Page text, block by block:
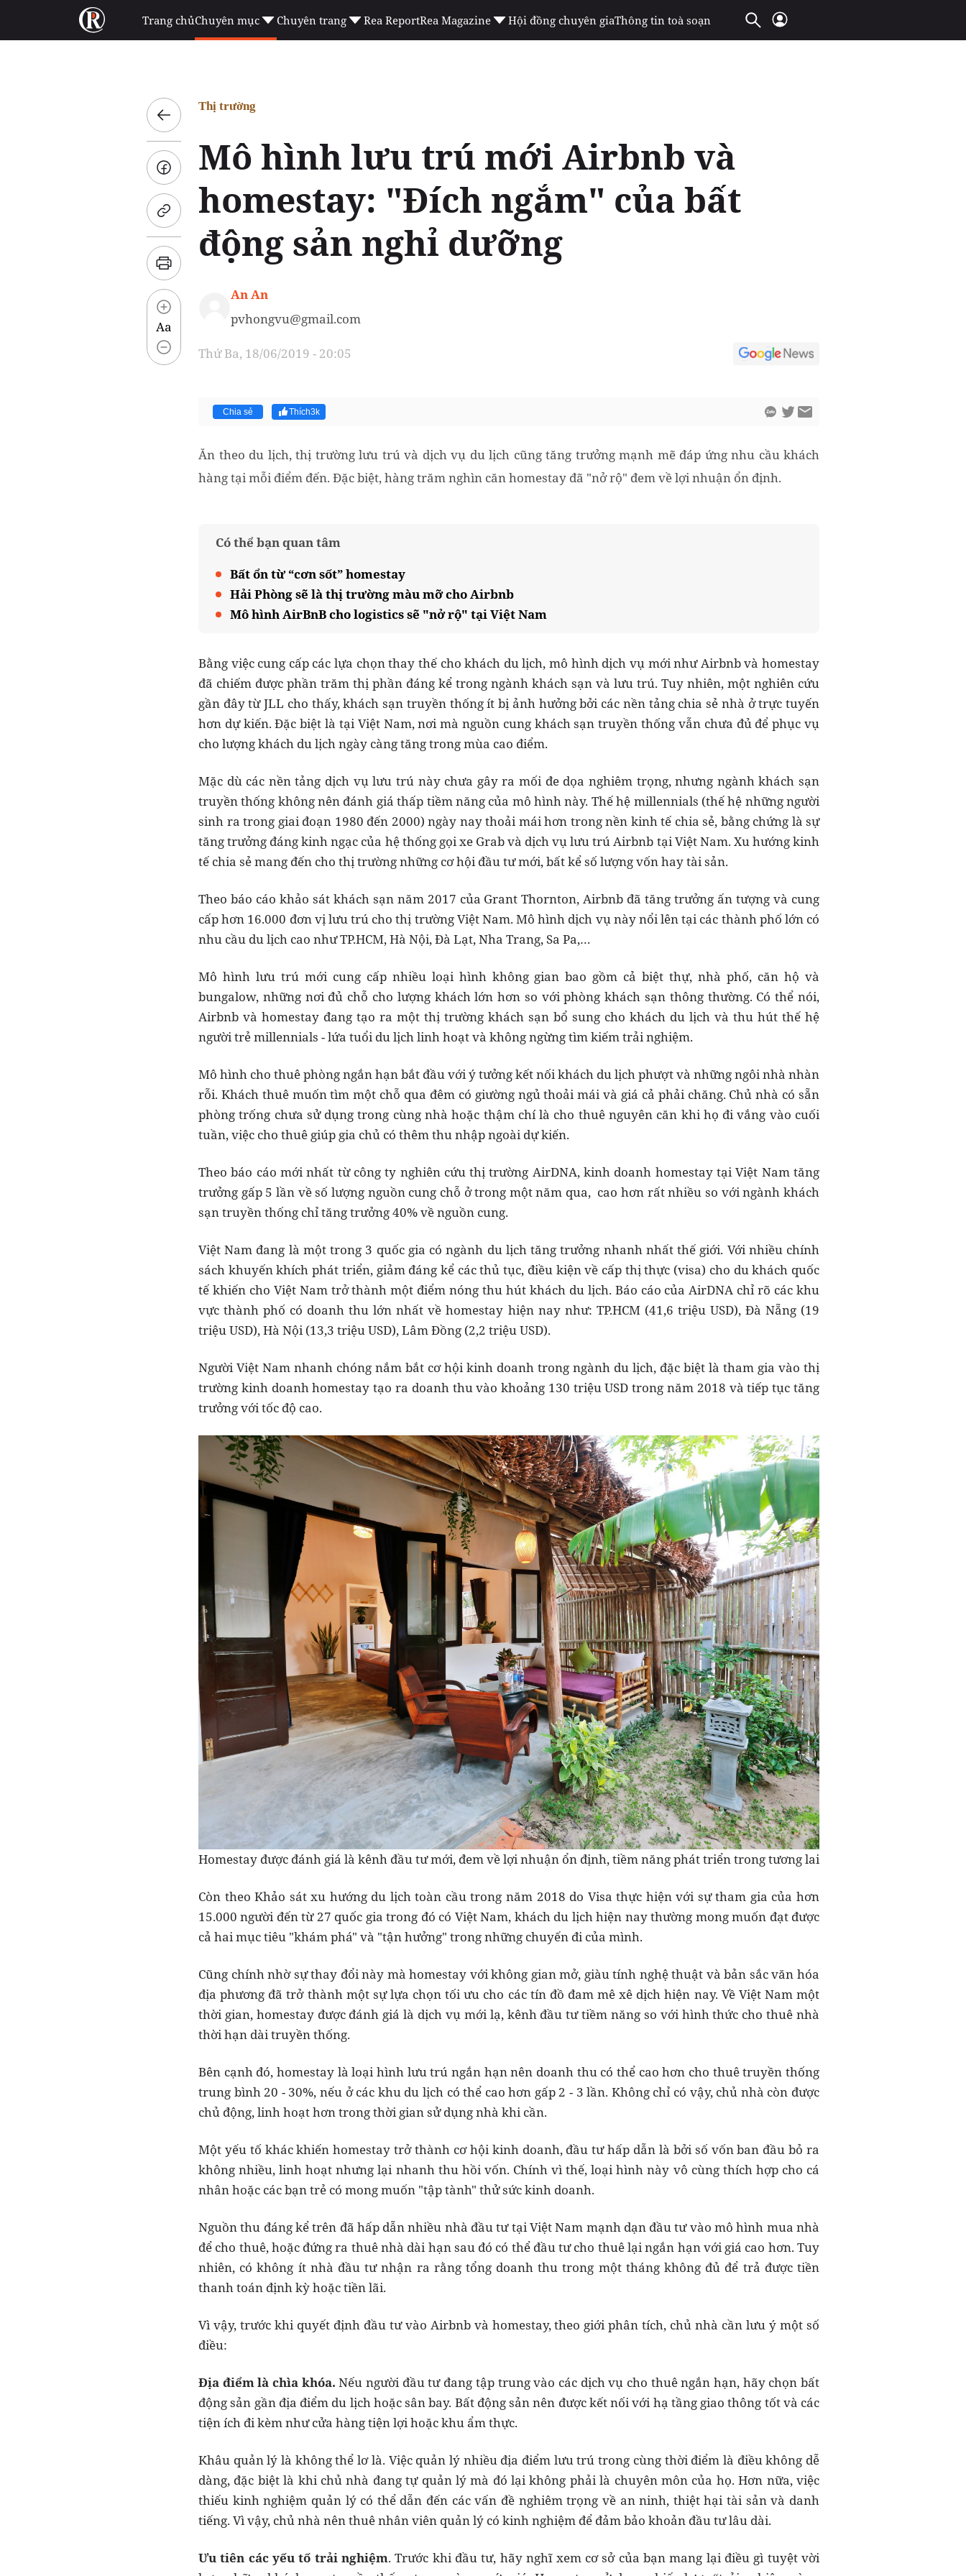
Trang chủChuyên mục Chuyên trang Rea ReportRea Magazine Hội đồng chuyên giaThông tin toà soạn
Aa
Thị trường
Mô hình lưu trú mới Airbnb và
homestay: "Đích ngắm" của bất
động sản nghỉ dưỡng
An An
pvhongvu@gmail.com
Thứ Ba, 18/06/2019 - 20:05
Chia sẻ Thích3k
Ăn theo du lịch, thị trường lưu trú và dịch vụ du lịch cũng tăng trưởng mạnh mẽ đáp ứng nhu cầu khách
hàng tại mỗi điểm đến. Đặc biệt, hàng trăm nghìn căn homestay đã "nở rộ" đem về lợi nhuận ổn định.
Có thể bạn quan tâm
Bất ổn từ “cơn sốt” homestay
Hải Phòng sẽ là thị trường màu mỡ cho Airbnb
Mô hình AirBnB cho logistics sẽ "nở rộ" tại Việt Nam
Bằng việc cung cấp các lựa chọn thay thế cho khách du lịch, mô hình dịch vụ mới như Airbnb và homestay
đã chiếm được phần trăm thị phần đáng kể trong ngành khách sạn và lưu trú. Tuy nhiên, một nghiên cứu
gần đây từ JLL cho thấy, khách sạn truyền thống ít bị ảnh hưởng bởi các nền tảng chia sẻ nhà ở trực tuyến
hơn dự kiến. Đặc biệt là tại Việt Nam, nơi mà nguồn cung khách sạn truyền thống vẫn chưa đủ để phục vụ
cho lượng khách du lịch ngày càng tăng trong mùa cao điểm.
Mặc dù các nền tảng dịch vụ lưu trú này chưa gây ra mối đe dọa nghiêm trọng, nhưng ngành khách sạn
truyền thống không nên đánh giá thấp tiềm năng của mô hình này. Thế hệ millennials (thế hệ những người
sinh ra trong giai đoạn 1980 đến 2000) ngày nay thoải mái hơn trong nền kinh tế chia sẻ, bằng chứng là sự
tăng trưởng đáng kinh ngạc của hệ thống gọi xe Grab và dịch vụ lưu trú Airbnb tại Việt Nam. Xu hướng kinh
tế chia sẻ mang đến cho thị trường những cơ hội đầu tư mới, bất kể số lượng vốn hay tài sản.
Theo báo cáo khảo sát khách sạn năm 2017 của Grant Thornton, Airbnb đã tăng trưởng ấn tượng và cung
cấp hơn 16.000 đơn vị lưu trú cho thị trường Việt Nam. Mô hình dịch vụ này nổi lên tại các thành phố lớn có
nhu cầu du lịch cao như TP.HCM, Hà Nội, Đà Lạt, Nha Trang, Sa Pa,…
Mô hình lưu trú mới cung cấp nhiều loại hình không gian bao gồm cả biệt thự, nhà phố, căn hộ và
bungalow, những nơi đủ chỗ cho lượng khách lớn hơn so với phòng khách sạn thông thường. Có thể nói,
Airbnb và homestay đang tạo ra một thị trường khách sạn bổ sung cho khách du lịch và thu hút thế hệ
người trẻ millennials - lứa tuổi du lịch linh hoạt và không ngừng tìm kiếm trải nghiệm.
Mô hình cho thuê phòng ngắn hạn bắt đầu với ý tưởng kết nối khách du lịch phượt và những ngôi nhà nhàn
rỗi. Khách thuê muốn tìm một chỗ qua đêm có giường ngủ thoải mái và giá cả phải chăng. Chủ nhà có sẵn
phòng trống chưa sử dụng trong cùng nhà hoặc thậm chí là cho thuê nguyên căn khi họ đi vắng vào cuối
tuần, việc cho thuê giúp gia chủ có thêm thu nhập ngoài dự kiến.
Theo báo cáo mới nhất từ công ty nghiên cứu thị trường AirDNA, kinh doanh homestay tại Việt Nam tăng
trưởng gấp 5 lần về số lượng nguồn cung chỗ ở trong một năm qua, cao hơn rất nhiều so với ngành khách
sạn truyền thống chỉ tăng trưởng 40% về nguồn cung.
Việt Nam đang là một trong 3 quốc gia có ngành du lịch tăng trưởng nhanh nhất thế giới. Với nhiều chính
sách khuyến khích phát triển, giảm đáng kể các thủ tục, điều kiện về cấp thị thực (visa) cho du khách quốc
tế khiến cho Việt Nam trở thành một điểm nóng thu hút khách du lịch. Báo cáo của AirDNA chỉ rõ các khu
vực thành phố có doanh thu lớn nhất về homestay hiện nay như: TP.HCM (41,6 triệu USD), Đà Nẵng (19
triệu USD), Hà Nội (13,3 triệu USD), Lâm Đồng (2,2 triệu USD).
Người Việt Nam nhanh chóng nắm bắt cơ hội kinh doanh trong ngành du lịch, đặc biệt là tham gia vào thị
trường kinh doanh homestay tạo ra doanh thu vào khoảng 130 triệu USD trong năm 2018 và tiếp tục tăng
trưởng với tốc độ cao.
Homestay được đánh giá là kênh đầu tư mới, đem về lợi nhuận ổn định, tiềm năng phát triển trong tương lai
Còn theo Khảo sát xu hướng du lịch toàn cầu trong năm 2018 do Visa thực hiện với sự tham gia của hơn
15.000 người đến từ 27 quốc gia trong đó có Việt Nam, khách du lịch hiện nay thường mong muốn đạt được
cả hai mục tiêu "khám phá" và "tận hưởng" trong những chuyến đi của mình.
Cũng chính nhờ sự thay đổi này mà homestay với không gian mở, giàu tính nghệ thuật và bản sắc văn hóa
địa phương đã trở thành một sự lựa chọn tối ưu cho các tín đồ đam mê xê dịch hiện nay. Về Việt Nam một
thời gian, homestay được đánh giá là dịch vụ mới lạ, kênh đầu tư tiềm năng so với hình thức cho thuê nhà
thời hạn dài truyền thống.
Bên cạnh đó, homestay là loại hình lưu trú ngắn hạn nên doanh thu có thể cao hơn cho thuê truyền thống
trung bình 20 - 30%, nếu ở các khu du lịch có thể cao hơn gấp 2 - 3 lần. Không chỉ có vậy, chủ nhà còn được
chủ động, linh hoạt hơn trong thời gian sử dụng nhà khi cần.
Một yếu tố khác khiến homestay trở thành cơ hội kinh doanh, đầu tư hấp dẫn là bởi số vốn ban đầu bỏ ra
không nhiều, linh hoạt nhưng lại nhanh thu hồi vốn. Chính vì thế, loại hình này vô cùng thích hợp cho cá
nhân hoặc các bạn trẻ có mong muốn "tập tành" thử sức kinh doanh.
Nguồn thu đáng kể trên đã hấp dẫn nhiều nhà đầu tư tại Việt Nam mạnh dạn đầu tư vào mô hình mua nhà
để cho thuê, hoặc đứng ra thuê nhà dài hạn sau đó có thể đầu tư cho thuê lại ngắn hạn với giá cao hơn. Tuy
nhiên, có không ít nhà đầu tư nhận ra rằng tổng doanh thu trong một tháng không đủ để trả được tiền
thanh toán định kỳ hoặc tiền lãi.
Vì vậy, trước khi quyết định đầu tư vào Airbnb và homestay, theo giới phân tích, chủ nhà cần lưu ý một số
điều:
Địa điểm là chìa khóa. Nếu người đầu tư đang tập trung vào các dịch vụ cho thuê ngắn hạn, hãy chọn bất
động sản gần địa điểm du lịch hoặc sân bay. Bất động sản nên được kết nối với hạ tầng giao thông tốt và các
tiện ích đi kèm như cửa hàng tiện lợi hoặc khu ẩm thực.
Khâu quản lý là không thể lơ là. Việc quản lý nhiều địa điểm lưu trú trong cùng thời điểm là điều không dễ
dàng, đặc biệt là khi chủ nhà đang tự quản lý mà đó lại không phải là chuyên môn của họ. Hơn nữa, việc
thiếu kinh nghiệm quản lý có thể dẫn đến các vấn đề nghiêm trọng về an ninh, thiệt hại tài sản và danh
tiếng. Vì vậy, chủ nhà nên thuê nhân viên quản lý có kinh nghiệm để đảm bảo khoản đầu tư lâu dài.
Ưu tiên các yếu tố trải nghiệm. Trước khi đầu tư, hãy nghĩ xem cơ sở của bạn mang lại điều gì tuyệt vời